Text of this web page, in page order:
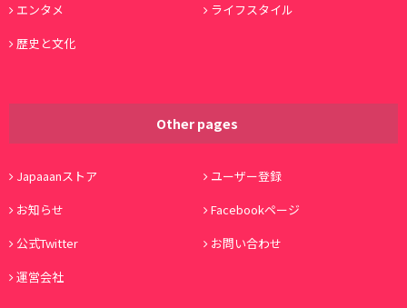
エンタメ
ライフスタイル
歴史と文化
Other pages
Japaaanストア
ユーザー登録
お知らせ
Facebookページ
公式Twitter
お問い合わせ
運営会社